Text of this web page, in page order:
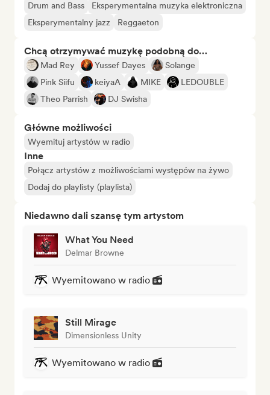
Drum and Bass
Eksperymentalna muzyka elektroniczna
Eksperymentalny jazz
Reggaeton
Chcą otrzymywać muzykę podobną do…
Mad Rey Yussef Dayes
Solange
Pink Siifu
keiyaA MIKE
LEDOUBLE
Theo Parrish
DJ Swisha
Główne możliwości
Wyemituj artystów w radio
Inne
Połącz artystów z możliwościami występów na żywo
Dodaj do playlisty (playlista)
Niedawno dali szansę tym artystom
What You Need
Delmar Browne
Wyemitowano w radio
Still Mirage
Dimensionless Unity
Wyemitowano w radio